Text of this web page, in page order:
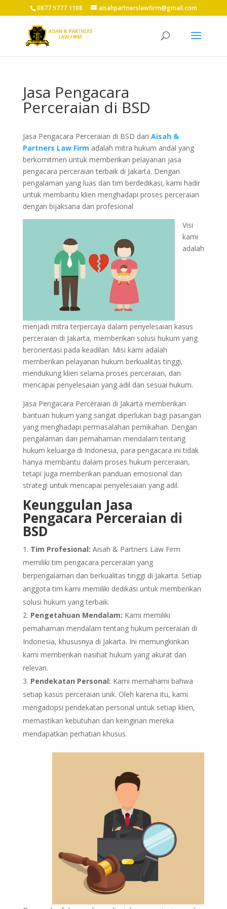
0877 5777 1108 aisahpartnerslawfirm@gmail.com
Jasa Pengacara
Perceraian di BSD
Jasa Pengacara Perceraian di BSD dari Aisah &
Partners Law Firm adalah mitra hukum andal yang
berkomitmen untuk memberikan pelayanan jasa
pengacara perceraian terbaik di Jakarta. Dengan
pengalaman yang luas dan tim berdedikasi, kami hadir
untuk membantu klien menghadapi proses perceraian
dengan bijaksana dan profesional
Visi
kami
adalah
menjadi mitra terpercaya dalam penyelesaian kasus
perceraian di Jakarta, memberikan solusi hukum yang
berorientasi pada keadilan. Misi kami adalah
memberikan pelayanan hukum berkualitas tinggi,
mendukung klien selama proses perceraian, dan
mencapai penyelesaian yang adil dan sesuai hukum.
Jasa Pengacara Perceraian di Jakarta memberikan
bantuan hukum yang sangat diperlukan bagi pasangan
yang menghadapi permasalahan pernikahan. Dengan
pengalaman dan pemahaman mendalam tentang
hukum keluarga di Indonesia, para pengacara ini tidak
hanya membantu dalam proses hukum perceraian,
tetapi juga memberikan panduan emosional dan
strategi untuk mencapai penyelesaian yang adil.
Keunggulan Jasa
Pengacara Perceraian di
BSD
Tim Profesional: Aisah & Partners Law Firm
memiliki tim pengacara perceraian yang
berpengalaman dan berkualitas tinggi di Jakarta. Setiap
anggota tim kami memiliki dedikasi untuk memberikan
solusi hukum yang terbaik.
Pengetahuan Mendalam: Kami memiliki
pemahaman mendalam tentang hukum perceraian di
Indonesia, khususnya di Jakarta. Ini memungkinkan
kami memberikan nasihat hukum yang akurat dan
relevan.
Pendekatan Personal: Kami memahami bahwa
setiap kasus perceraian unik. Oleh karena itu, kami
mengadopsi pendekatan personal untuk setiap klien,
memastikan kebutuhan dan keinginan mereka
mendapatkan perhatian khusus.